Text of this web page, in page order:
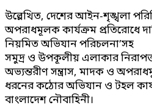
উল্লেখিত, দেশের আইন-শৃঙ্খলা
অপরাধমূলক কার্যক্রম প্রতিরোধে
নিয়মিত অভিযান পরিচলনা’সহ
সমুদ্র ও উপকূলীয় এলাকার
অভ্যন্তরীণ সন্ত্রাস, মাদক ও
ধরনের কঠোর অভিযান ও টহল
বাংলাদেশ নৌবাহিনী।